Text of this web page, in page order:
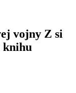
vojny Z si
knihu